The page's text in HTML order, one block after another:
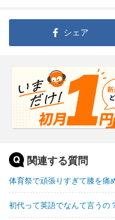
シェア
関連する質問
体育祭で頑張りすぎて膝を痛
初代って英語でなんて言うの